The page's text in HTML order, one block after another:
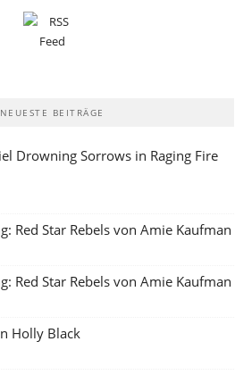
NEUESTE BEITRÄGE
Drowning Sorrows in Raging Fire
Red Star Rebels von Amie Kaufman
Red Star Rebels von Amie Kaufman
Holly Black